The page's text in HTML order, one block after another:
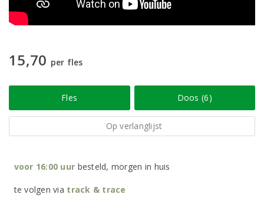
15,70 per fles
Fles Doos (6)
Op verlanglijst
voor 16:00 uur besteld, morgen in huis
te volgen via track & trace